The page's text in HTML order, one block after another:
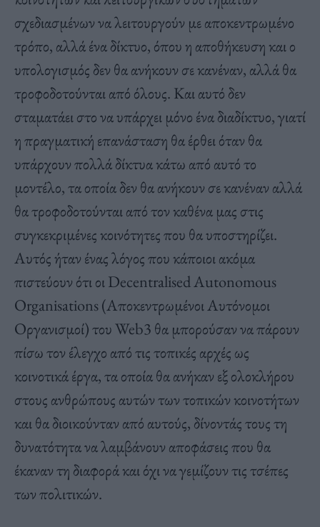
σχεδιασμένων να λειτουργούν με αποκεντρωμένο
τρόπο, αλλά ένα δίκτυο, όπου η αποθήκευση και ο
υπολογισμός δεν θα ανήκουν σε κανέναν, αλλά θα
τροφοδοτούνται από όλους. Και αυτό δεν
σταματάει στο να υπάρχει μόνο ένα διαδίκτυο, γιατί
η πραγματική επανάσταση θα έρθει όταν θα
υπάρχουν πολλά δίκτυα κάτω από αυτό το
μοντέλο, τα οποία δεν θα ανήκουν σε κανέναν αλλά
θα τροφοδοτούνται από τον καθένα μας στις
συγκεκριμένες κοινότητες που θα υποστηρίζει.
Αυτός ήταν ένας λόγος που κάποιοι ακόμα
πιστεύουν ότι οι Decentralised Autonomous
Organisations (Αποκεντρωμένοι Αυτόνομοι
Οργανισμοί) του Web3 θα μπορούσαν να πάρουν
πίσω τον έλεγχο από τις τοπικές αρχές ως
κοινοτικά έργα, τα οποία θα ανήκαν εξ ολοκλήρου
στους ανθρώπους αυτών των τοπικών κοινοτήτων
και θα διοικούνταν από αυτούς, δίνοντάς τους τη
δυνατότητα να λαμβάνουν αποφάσεις που θα
έκαναν τη διαφορά και όχι να γεμίζουν τις τσέπες
των πολιτικών.